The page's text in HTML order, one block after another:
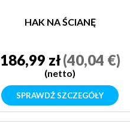
HAK NA ŚCIANĘ
186,99 zł(40,04 €)
(netto)
SPRAWDŹ SZCZEGÓŁY